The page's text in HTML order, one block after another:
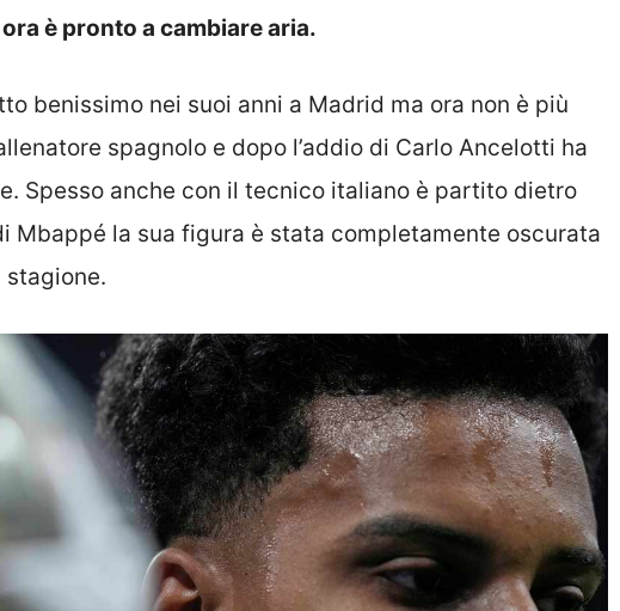
è pronto a cambiare aria.
benissimo nei suoi anni a Madrid ma ora non è più
spagnolo e dopo l’addio di Carlo Ancelotti ha
Spesso anche con il tecnico italiano è partito dietro
Mbappé la sua figura è stata completamente oscurata
stagione.